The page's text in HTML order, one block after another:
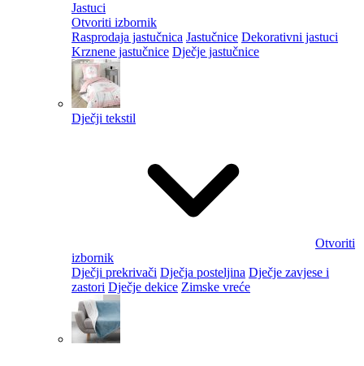
Jastuci
Otvoriti izbornik
Rasprodaja jastučnica Jastučnice Dekorativni jastuci
Krznene jastučnice Dječje jastučnice
Dječji tekstil
Otvoriti
izbornik
Dječji prekrivači Dječja posteljina Dječje zavjese i
zastori Dječje dekice Zimske vreće